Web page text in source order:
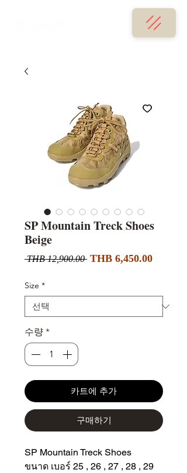
SP Mountain Treck Shoes
Beige
THB 12,900.00 일
THB 6,450.00할
Size *
수량 *
카트에 추가
구매하기
SP Mountain Treck Shoes
ขนาด เบอร์ 25 , 26 , 27 , 28 , 29